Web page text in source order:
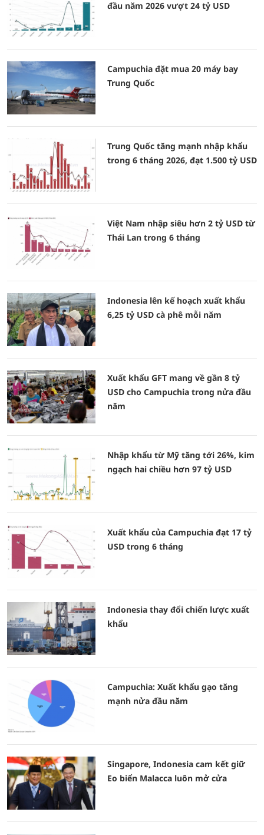
đầu năm 2026 vượt 24 tỷ USD
Campuchia đặt mua 20 máy bay
Trung Quốc
Trung Quốc tăng mạnh nhập khẩu
trong 6 tháng 2026, đạt 1.500 tỷ USD
Việt Nam nhập siêu hơn 2 tỷ USD từ
Thái Lan trong 6 tháng
Indonesia lên kế hoạch xuất khẩu
6,25 tỷ USD cà phê mỗi năm
Xuất khẩu GFT mang về gần 8 tỷ
USD cho Campuchia trong nửa đầu
năm
Nhập khẩu từ Mỹ tăng tới 26%, kim
ngạch hai chiều hơn 97 tỷ USD
Xuất khẩu của Campuchia đạt 17 tỷ
USD trong 6 tháng
Indonesia thay đổi chiến lược xuất
khẩu
Campuchia: Xuất khẩu gạo tăng
mạnh nửa đầu năm
Singapore, Indonesia cam kết giữ
Eo biển Malacca luôn mở cửa